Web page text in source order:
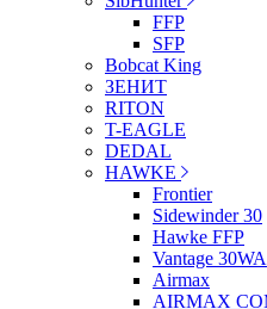
FFP
SFP
Bobcat King
ЗЕНИТ
RITON
T-EAGLE
DEDAL
HAWKE
Frontier
Sidewinder 30
Hawke FFP
Vantage 30WA
Airmax
AIRMAX